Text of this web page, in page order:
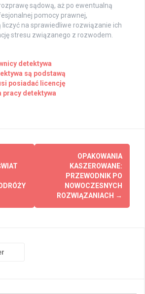
sądową, aż po ewentualną
pomocy prawnej,
liczyć na sprawiedliwe rozwiązanie ich
stresu związanego z rozwodem.
detektywa
są podstawą
posiadać licencję
pracy detektywa
OPAKOWANIA
KASZEROWANE:
PRZEWODNIK PO
NOWOCZESNYCH
ROZWIĄZANIACH →